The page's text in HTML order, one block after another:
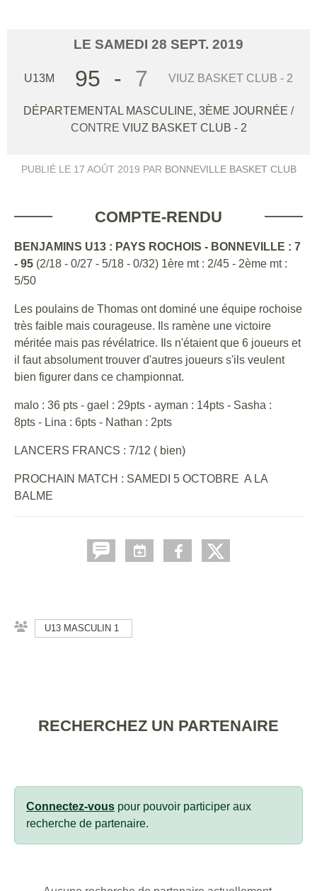
LE SAMEDI 28 SEPT. 2019
U13M 95 - 7 VIUZ BASKET CLUB - 2
DÉPARTEMENTAL MASCULINE, 3ÈME JOURNÉE /
CONTRE VIUZ BASKET CLUB - 2
PUBLIÉ LE 17 AOÛT 2019 PAR BONNEVILLE BASKET CLUB
COMPTE-RENDU
BENJAMINS U13 : PAYS ROCHOIS - BONNEVILLE : 7
- 95 (2/18 - 0/27 - 5/18 - 0/32) 1ère mt : 2/45 - 2ème mt :
5/50
Les poulains de Thomas ont dominé une équipe rochoise
très faible mais courageuse. Ils ramène une victoire
méritée mais pas révélatrice. Ils n'étaient que 6 joueurs et
il faut absolument trouver d'autres joueurs s'ils veulent
bien figurer dans ce championnat.
malo : 36 pts - gael : 29pts - ayman : 14pts - Sasha :
8pts - Lina : 6pts - Nathan : 2pts
LANCERS FRANCS : 7/12 ( bien)
PROCHAIN MATCH : SAMEDI 5 OCTOBRE A LA
BALME
U13 MASCULIN 1
RECHERCHEZ UN PARTENAIRE
Connectez-vous pour pouvoir participer aux
recherche de partenaire.